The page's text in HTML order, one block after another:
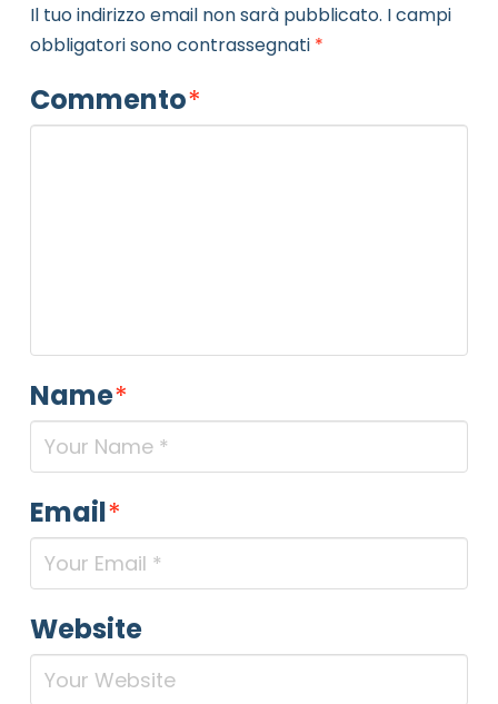
Il tuo indirizzo email non sarà pubblicato. I campi
obbligatori sono contrassegnati *
Commento*
Name*
Email*
Website